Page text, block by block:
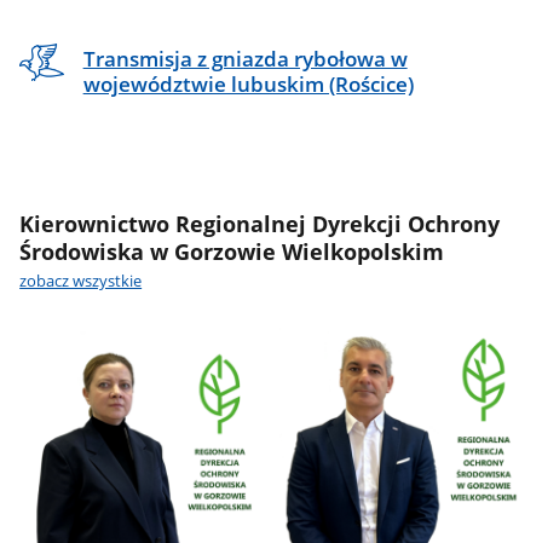
Transmisja z gniazda rybołowa w
województwie lubuskim (Rościce)
Kierownictwo Regionalnej Dyrekcji Ochrony
Środowiska w Gorzowie Wielkopolskim
zobacz wszystkie